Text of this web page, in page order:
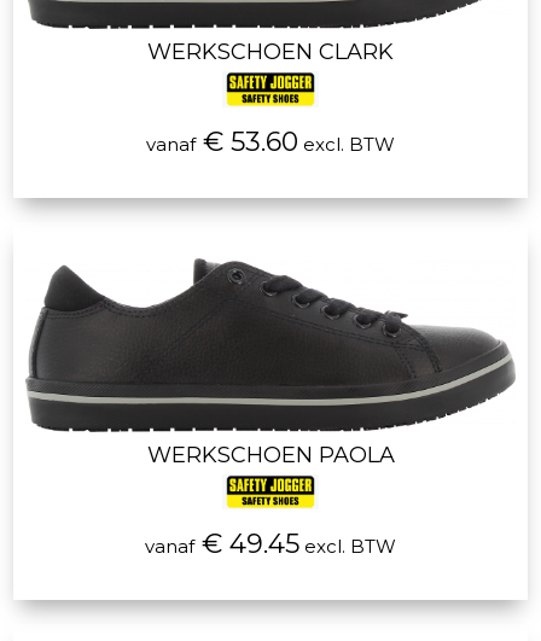
WERKSCHOEN CLARK
vanaf€ 53.60 excl. BTW
WERKSCHOEN PAOLA
vanaf€ 49.45 excl. BTW